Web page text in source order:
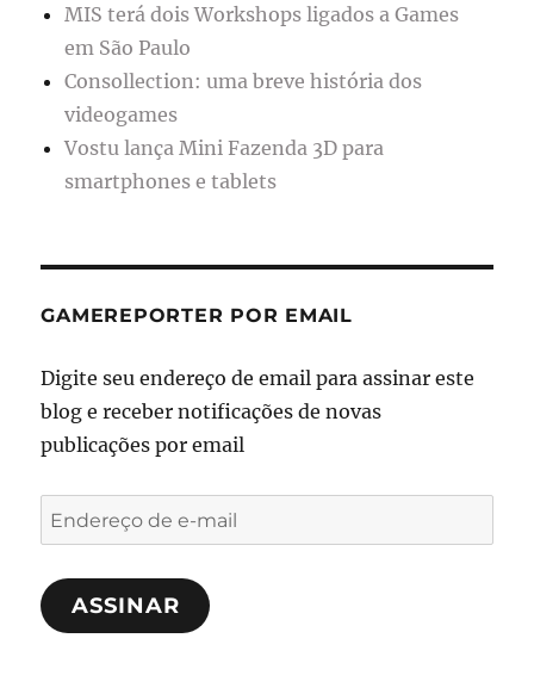
MIS terá dois Workshops ligados a Games
em São Paulo
Consollection: uma breve história dos
videogames
Vostu lança Mini Fazenda 3D para
smartphones e tablets
GAMEREPORTER POR EMAIL
Digite seu endereço de email para assinar este
blog e receber notificações de novas
publicações por email
Endereço
de
e-
mailASSINAR